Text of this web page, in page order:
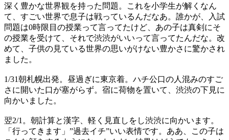
深く豊かな世界観を持った問題。これを小学生が解くなん
て、すごい世界で息子は戦っているんだなあ。誰かが、入試
問題は0時限目の授業って言ってたけど、あの子は真剣にそ
の授業を受けて、それで渋渋がいいって言ってたんだな。改
めて、子供の見ている世界の思いがけない豊かさに驚かされ
ました。
1/31朝札幌出発。昼過ぎに東京着。ハチ公口の人混みのすご
さに開いた口が塞がらず。宿に荷物を置いて、渋渋の下見に
向かいました。
翌2/1。朝計算と漢字、軽く見直しをし渋渋に向かいます。
「行ってきます」”過去イチ”いい表情です。ああ、この子は